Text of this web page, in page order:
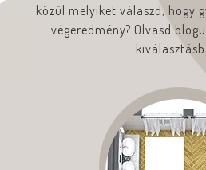
közül melyiket válaszd, hogy
végeredmény? Olvasd